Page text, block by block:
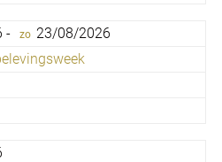
- zo 23/08/2026